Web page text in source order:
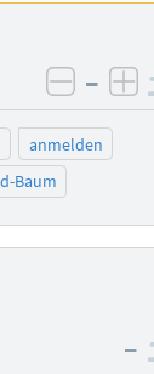
–
anmelden
Baum
–